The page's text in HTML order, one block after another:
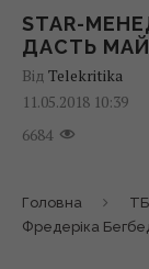
STAR-
ДАСТЬ
Від Telekritika
11.05.2018 10:39
6684
Головна ТБ
Фредеріка